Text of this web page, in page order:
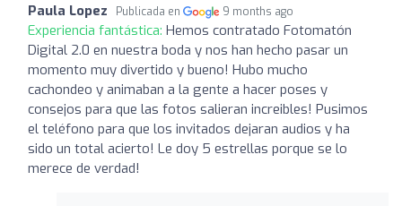
Paula Lopez Publicada en 9 months ago
Experiencia fantástica: Hemos contratado Fotomatón
Digital 2.0 en nuestra boda y nos han hecho pasar un
momento muy divertido y bueno! Hubo mucho
cachondeo y animaban a la gente a hacer poses y
consejos para que las fotos salieran increibles! Pusimos
el teléfono para que los invitados dejaran audios y ha
sido un total acierto! Le doy 5 estrellas porque se lo
merece de verdad!